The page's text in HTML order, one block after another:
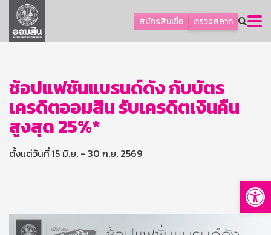
สมัครสินเชื่อ ตรวจสลาก
ลูกค้าธุรกิจ
ลูกค้าผู้ประกอบรายย่อย
ออมเพื่อสุข
เกี่ยวกับธนาคาร
การพัฒนาที่ยั่งยืน
ข่าวสาร
บริการออนไลน์
ช้อปแฟชั่นแบรนด์ดัง กับบัตร
เครดิตออมสิน รับเครดิตเงินคืน
สูงสุด 25%*
ตั้งแต่วันที่ 15 มิ.ย. - 30 ก.ย. 2569